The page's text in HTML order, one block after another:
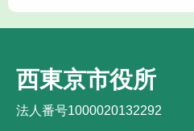
西東京市役所
法人番号1000020132292